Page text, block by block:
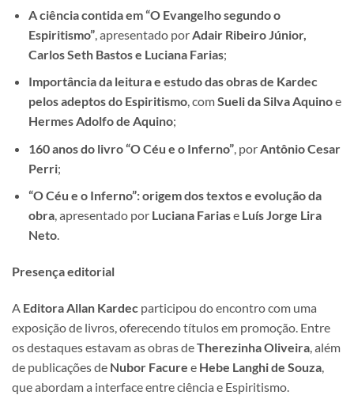
A ciência contida em “O Evangelho segundo o
Espiritismo”, apresentado por Adair Ribeiro Júnior,
Carlos Seth Bastos e Luciana Farias;
Importância da leitura e estudo das obras de Kardec
pelos adeptos do Espiritismo, comSueli da Silva Aquinoe
Hermes Adolfo de Aquino;
160 anos do livro “O Céu e o Inferno”, porAntônio Cesar
Perri;
“O Céu e o Inferno”: origem dos textos e evolução da
obra, apresentado por Luciana Fariase Luís Jorge Lira
Neto.
Presença editorial
A Editora Allan Kardec participou do encontro com uma
exposição de livros, oferecendo títulos em promoção. Entre
os destaques estavam as obras deTherezinha Oliveira, além
de publicações de Nubor Facure e Hebe Langhi de Souza,
que abordam a interface entre ciência e Espiritismo.